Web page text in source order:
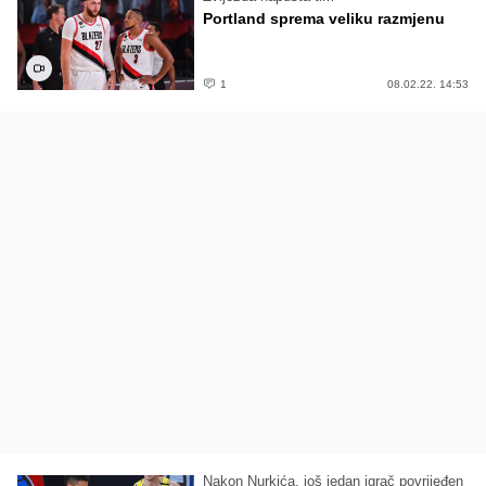
Portland sprema veliku razmjenu
1 08.02.22. 14:53
Nakon Nurkića, još jedan igrač povrijeđen